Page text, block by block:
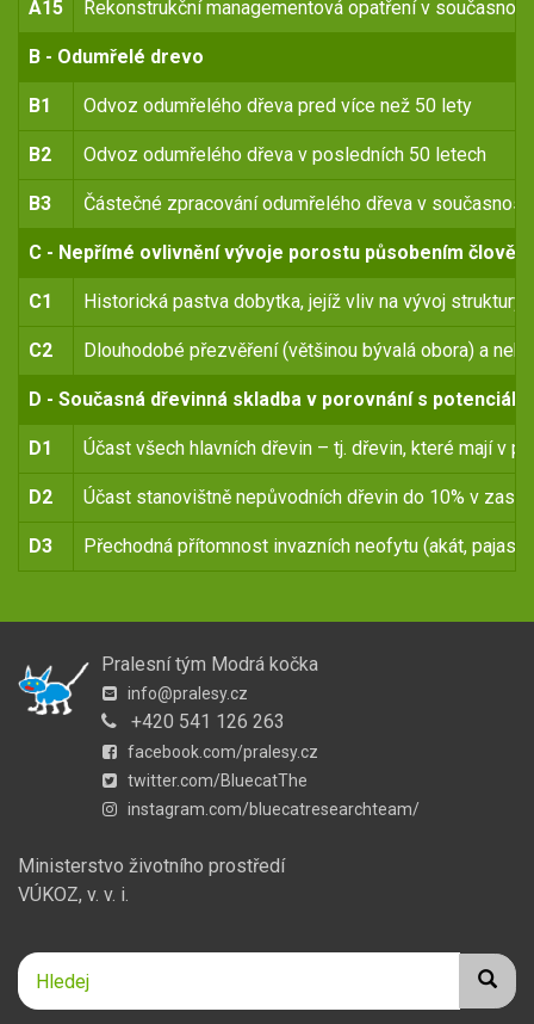
A15 Rekonstrukční managementová opatření v
B - Odumřelé drevo
B1 Odvoz odumřelého dřeva pred více než 50 lety
B2 Odvoz odumřelého dřeva v posledních 50 letech
B3 Částečné zpracování odumřelého dřeva v současnosti
C - Nepřímé ovlivnění vývoje porostu působením
C1 Historická pastva dobytka, jejíž vliv na vývoj
C2 Dlouhodobé přezvěření (většinou bývalá obora) a
D - Současná dřevinná skladba v porovnání s
D1 Účast všech hlavních dřevin – tj. dřevin, které mají v
D2 Účast stanovištně nepůvodních dřevin do 10% v
D3 Přechodná přítomnost invazních neofytu (akát,
Pralesní tým Modrá kočka
info@pralesy.cz
+420 541 126 263
facebook.com/pralesy.cz
twitter.com/BluecatThe
instagram.com/bluecatresearchteam/
Ministerstvo životního prostředí
VÚKOZ, v. v. i.
Hledat
Hledej
Hledej